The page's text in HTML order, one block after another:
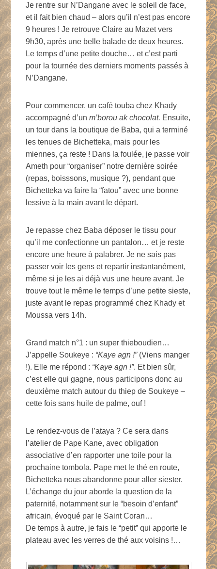
Je rentre sur N’Dangane avec le soleil de face,
et il fait bien chaud – alors qu’il n’est pas encore
9 heures ! Je retrouve Claire au Mazet vers
9h30, après une belle balade de deux heures.
Le temps d’une petite douche… et c’est parti
pour la tournée des derniers moments passés à
N’Dangane.
Pour commencer, un café touba chez Khady
accompagné d’unm’borou ak chocolat. Ensuite,
un tour dans la boutique de Baba, qui a terminé
les tenues de Bichetteka, mais pour les
miennes, ça reste ! Dans la foulée, je passe voir
Ameth pour “organiser” notre dernière soirée
(repas, boisssons, musique ?), pendant que
Bichetteka va faire la “fatou” avec une bonne
lessive à la main avant le départ.
Je repasse chez Baba déposer le tissu pour
qu’il me confectionne un pantalon… et je reste
encore une heure à palabrer. Je ne sais pas
passer voir les gens et repartir instantanément,
même si je les ai déjà vus une heure avant. Je
trouve tout le même le temps d’une petite sieste,
juste avant le repas programmé chez Khady et
Moussa vers 14h.
Grand match n°1 : un super thieboudien…
J’appelle Soukeye : “Kaye agn !”(Viens manger
!). Elle me répond : “Kaye agn !”. Et bien sûr,
c’est elle qui gagne, nous participons donc au
deuxième match autour du thiep de Soukeye –
cette fois sans huile de palme, ouf !
Le rendez-vous de l’ataya ? Ce sera dans
l’atelier de Pape Kane, avec obligation
associative d’en rapporter une toile pour la
prochaine tombola. Pape met le thé en route,
Bichetteka nous abandonne pour aller siester.
L’échange du jour aborde la question de la
paternité, notamment sur le “besoin d’enfant”
africain, évoqué par le Saint Coran…
De temps à autre, je fais le “petit” qui apporte le
plateau avec les verres de thé aux voisins !…